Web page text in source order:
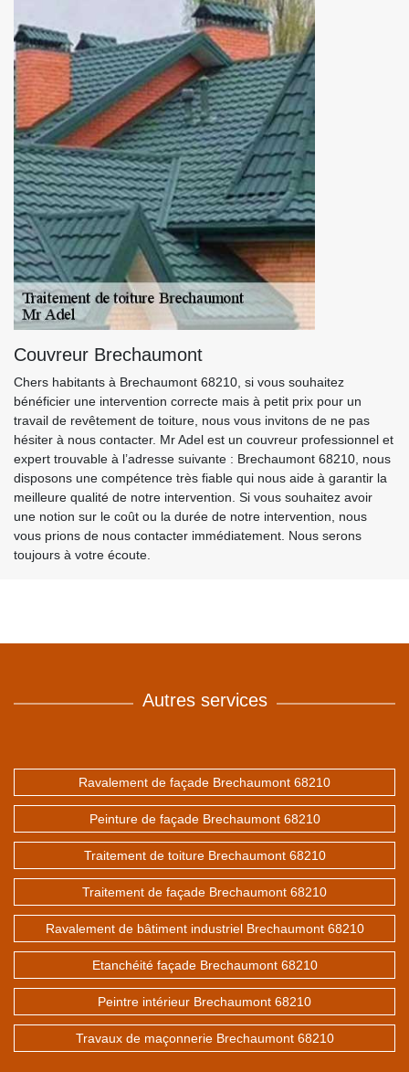
Couvreur Brechaumont
Chers habitants à Brechaumont 68210, si vous souhaitez
bénéficier une intervention correcte mais à petit prix pour un
travail de revêtement de toiture, nous vous invitons de ne pas
hésiter à nous contacter. Mr Adel est un couvreur professionnel et
expert trouvable à l’adresse suivante : Brechaumont 68210, nous
disposons une compétence très fiable qui nous aide à garantir la
meilleure qualité de notre intervention. Si vous souhaitez avoir
une notion sur le coût ou la durée de notre intervention, nous
vous prions de nous contacter immédiatement. Nous serons
toujours à votre écoute.
Autres services
Ravalement de façade Brechaumont 68210
Peinture de façade Brechaumont 68210
Traitement de toiture Brechaumont 68210
Traitement de façade Brechaumont 68210
Ravalement de bâtiment industriel Brechaumont 68210
Etanchéité façade Brechaumont 68210
Peintre intérieur Brechaumont 68210
Travaux de maçonnerie Brechaumont 68210